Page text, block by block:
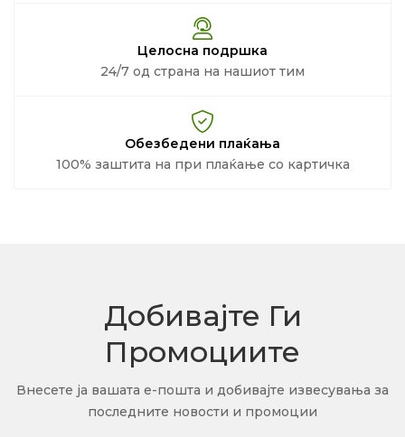
Целосна подршка
24/7 од страна на нашиот тим
Обезбедени плаќања
100% заштита на при плаќање со картичка
Добивајте Ги
Промоциите
Внесете ја вашата е-пошта и добивајте извесувања за
последните новости и промоции